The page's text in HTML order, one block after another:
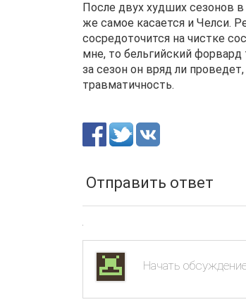
После двух худших сезонов
же самое касается и Челси.
сосредоточится на чистке
мне, то бельгийский
за сезон он вряд ли
травматичность.
Отправить ответ